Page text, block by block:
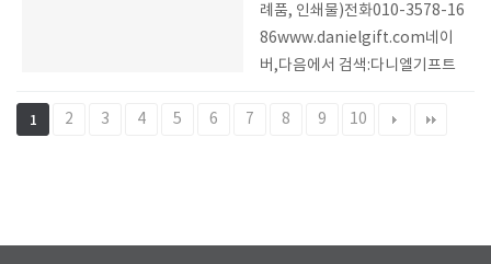
례품, 인쇄물)전화010-3578-16
86www.danielgift.com네이
버,다음에서 검색:다니엘기프트
1 2 3 4 5 6 7 8 9 10